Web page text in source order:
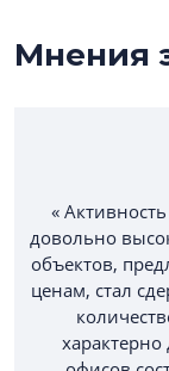
Мнения
«
довольно
объектов,
ценам, стал
характерно